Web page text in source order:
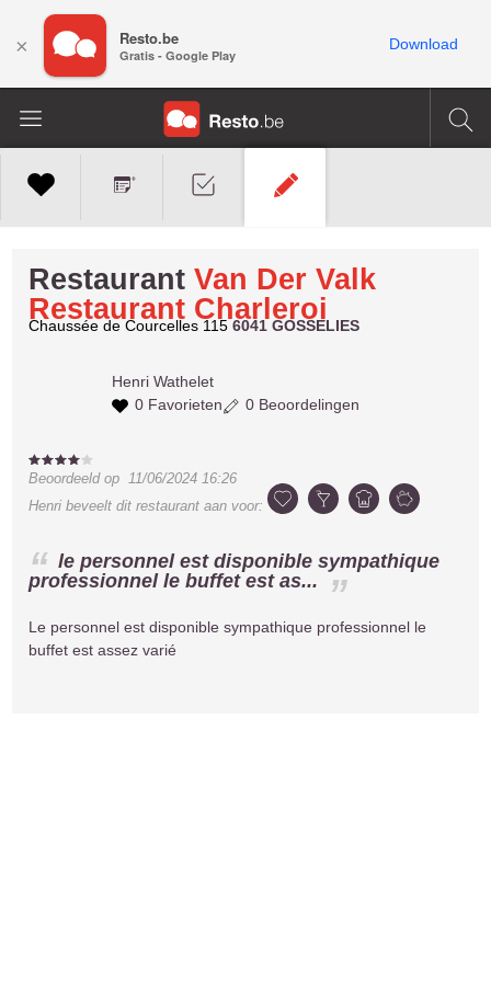
Restaurant Van Der Valk
Restaurant Charleroi
Chaussée de Courcelles 1156041 GOSSELIES
Henri Wathelet
0 Favorieten
0 Beoordelingen
Beoordeeld op11/06/2024 16:26
Henri beveelt dit restaurant aan voor:
le personnel est disponible sympathique
professionnel le buffet est as...
Le personnel est disponible sympathique professionnel le
buffet est assez varié
× Resto.be
Gratis - Google Play
Download